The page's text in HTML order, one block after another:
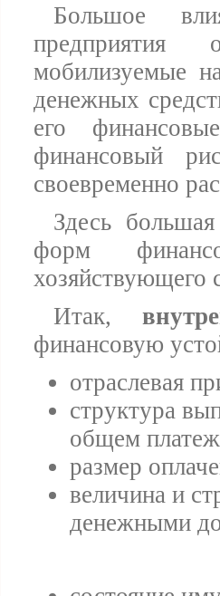
Большое
предприятия
мобилизуемые
денежных
его
финансовый
своевременно
Здесь
форм
хозяйствующего
Итак,
финансовую
отраслевая
структура
общем
размер
величина и
денежными